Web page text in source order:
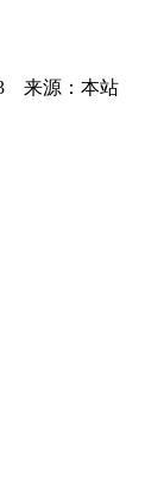
来源：本站